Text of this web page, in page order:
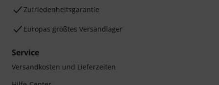
Zufriedenheitsgarantie
Europas größtes Versandlager
Service
Versandkosten und Lieferzeiten